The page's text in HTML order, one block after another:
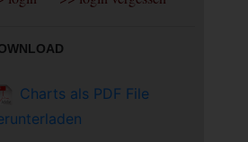
Charts als PDF File